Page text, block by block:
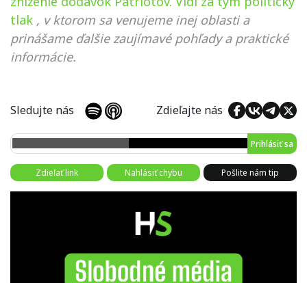
tlak , v ktorom sa venujeme inej oblasti a
prinášame ďalšie zaujímavé pohľady a praktické
informácie.
Sledujte nás Zdieľajte nás
Prihlásiť sa
Zdieľať link Nahlásiť chybu Pošlite nám tip